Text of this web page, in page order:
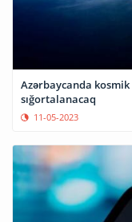
Azərbaycanda
sığortalanacaq
11-05-2023